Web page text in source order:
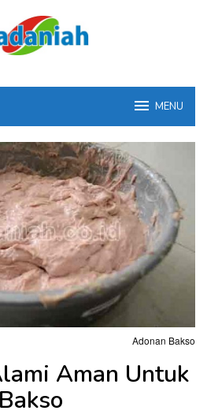
MENU
Adonan Bakso
Aman Untuk
Bakso